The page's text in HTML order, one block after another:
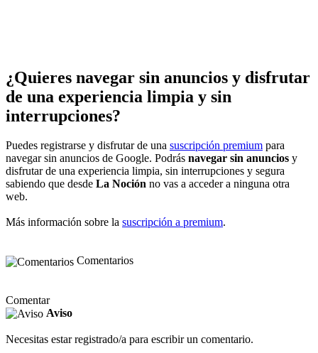
¿Quieres navegar sin anuncios y disfrutar
de una experiencia limpia y sin
interrupciones?
Puedes registrarse y disfrutar de una suscripción premium para
navegar sin anuncios de Google. Podrás navegar sin anuncios y
disfrutar de una experiencia limpia, sin interrupciones y segura
sabiendo que desde La Noción no vas a acceder a ninguna otra
web.
Más información sobre la suscripción a premium.
Comentarios
Comentar
Aviso
Necesitas estar registrado/a para escribir un comentario.